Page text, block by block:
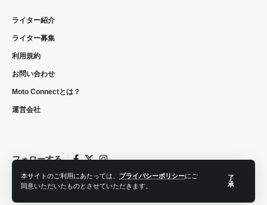
本サイトのご利用にあたっては、 プライバシーポリシーにご
同意いただいたものとさせていただきます。
了
承
ライター紹介
ライター募集
利用規約
お問い合わせ
Moto Connectとは？
運営会社
フォローする
© 2022 moto connect. All Rights Reserved.